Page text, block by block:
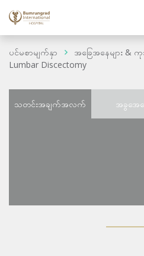
ပင်မစာမျက်နှာ အခြေအနေများ &
Lumbar Discectomy
သတင်းအချက်အလက် အခွအေ